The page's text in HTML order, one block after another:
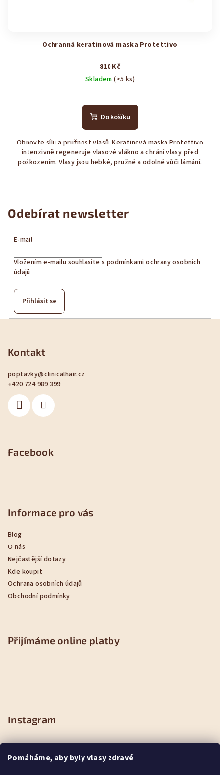
Pomáháme, aby byly vlasy zdravé
Ochranná keratinová maska Protettivo
810 Kč
Skladem(>5 ks)
hodnocení
produktu
z
5
hvězdiček.
Do košíku
Obnovte sílu a pružnost vlasů. Keratinová maska Protettivo
intenzivně regeneruje vlasové vlákno a chrání vlasy před
poškozením. Vlasy jsou hebké, pružné a odolné vůči lámání.
Odebírat newsletter
E-mail
Vložením e-mailu souhlasíte s podmínkami ochrany osobních
údajů
Přihlásit se
Kontakt
poptavky@clinicalhair.cz
+420 724 989 399
Facebook
Informace pro vás
Blog
O nás
Nejčastější dotazy
Kde koupit
Ochrana osobních údajů
Obchodní podmínky
Přijímáme online platby
Instagram